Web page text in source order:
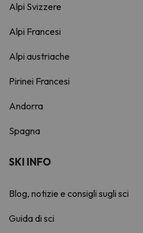
Alpi Svizzere
Alpi Francesi
Alpi austriache
Pirinei Francesi
Andorra
Spagna
SKI INFO
Blog, notizie e consigli sugli sci
Guida di sci